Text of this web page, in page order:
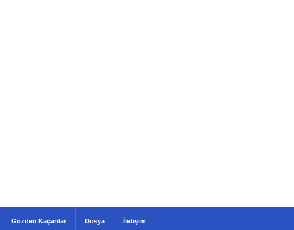
Gözden Kaçanlar Dosya İletişim